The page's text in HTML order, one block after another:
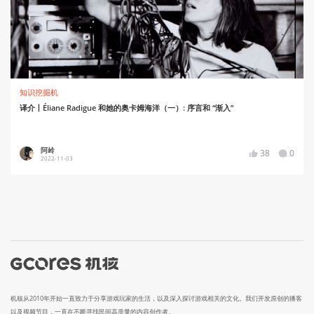
知识挖掘机
译介丨Éliane Radigue 和她的奥卡姆海洋（一）: 序言和 “渐入”
阿岭
2022-11-03 38 0
机核从2010年开始一直致力于分享游戏玩家的生活，以及深入探讨游戏相关的文化。我们开发原创的播客
以及视频节目，一直在不断寻找民间高质量的内容创作者。